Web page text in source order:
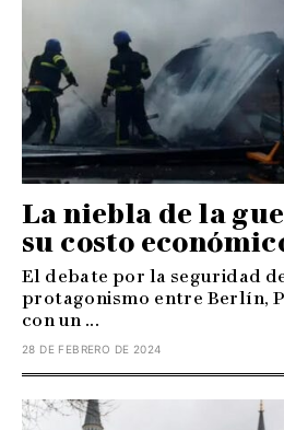
La niebla de la
su costo
El debate por la seguridad
protagonismo entre Berlín,
con un ...
28 DE FEBRERO DE 2024